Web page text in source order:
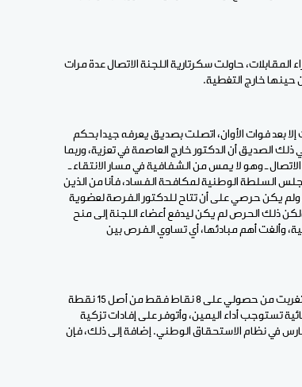
المقابلات، حاولت سكرتارية اللجنة الاتصال عدة مرات
حينها خارج التغطية.
إلا بعد فوات الأوان، اتصلت بصديق يعرفه جيدا بحكم
الصديق أن الدكتور خارج العاصمة في تعزية، وربما
ـ وهو لا يمس من الشفافية في مسار الانتقاء ـ
السلطة الوطنية لمكافحة الفساد، فأنا من الذين
يكن حرصي على أن تتاح للدكتور الفرصة لعضوية
ذلك الحرص لم يكن ليدفع أعضاء اللجنة إلى منح
وألغت أهم مبادئها، أي تساوي الفرص بين
4 ـ والآن نصل إلى الملاحظة الأهم، للرد على الفقرة التي قال فيها الدكتور: "استغربت من حصولي على 8 نقاط فقط من أصل 15 نقطة
تستوجب أداء اليمين، وأتوفر على إفادات تزكية
دولية، كما سبق أن تم توشيحي سنة 2010 بميدالية فارس في نظام الاستحقاق الوطني. إضافة إلى ذلك، فإن